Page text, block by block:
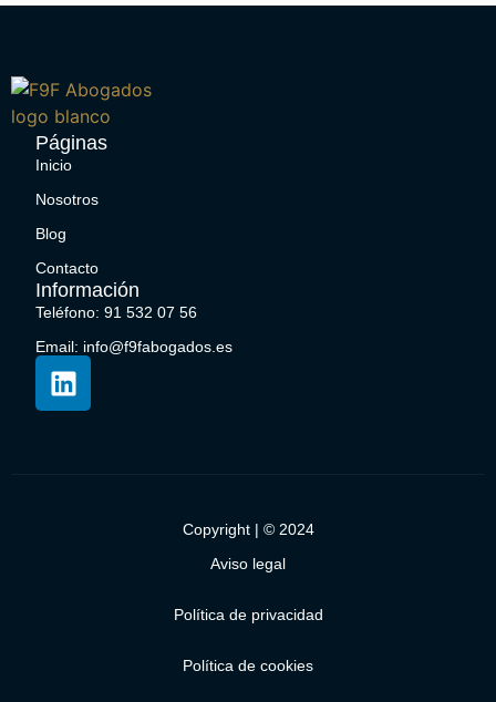
Páginas
Inicio
Nosotros
Blog
Contacto
Información
Teléfono: 91 532 07 56
Email: info@f9fabogados.es
Copyright | © 2024
Aviso legal
Política de privacidad
Política de cookies